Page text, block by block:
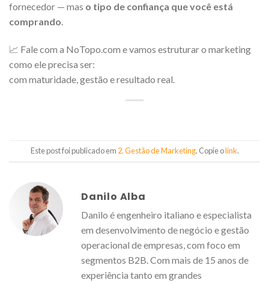
fornecedor — mas o tipo de confiança que você está
comprando.
📈 Fale com a NoTopo.com e vamos estruturar o marketing
como ele precisa ser:
com maturidade, gestão e resultado real.
Este post foi publicado em 2. Gestão de Marketing. Copie olink.
Danilo Alba
Danilo é engenheiro italiano e especialista
em desenvolvimento de negócio e gestão
operacional de empresas, com foco em
segmentos B2B. Com mais de 15 anos de
experiência tanto em grandes